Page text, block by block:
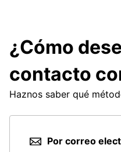
¿Cómo
contacto
Haznos saber qué
Por correo